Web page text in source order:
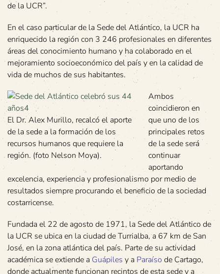
de la UCR”.
En el caso particular de la Sede del Atlántico, la UCR ha
enriquecido la región con 3 246 profesionales en diferentes
áreas del conocimiento humano y ha colaborado en el
mejoramiento socioeconómico del país y en la calidad de
vida de muchos de sus habitantes.
El Dr. Alex Murillo, recalcó el aporte
de la sede a la formación de los
recursos humanos que requiere la
región. (foto Nelson Moya).
Ambos
coincidieron en
que uno de los
principales retos
de la sede será
continuar
aportando
excelencia, experiencia y profesionalismo por medio de
resultados siempre procurando el beneficio de la sociedad
costarricense.
Fundada el 22 de agosto de 1971, la Sede del Atlántico de
la UCR se ubica en la ciudad de Turrialba, a 67 km de San
José, en la zona atlántica del país. Parte de su actividad
académica se extiende a Guápiles y a Paraíso de Cartago,
donde actualmente funcionan recintos de esta sede y a